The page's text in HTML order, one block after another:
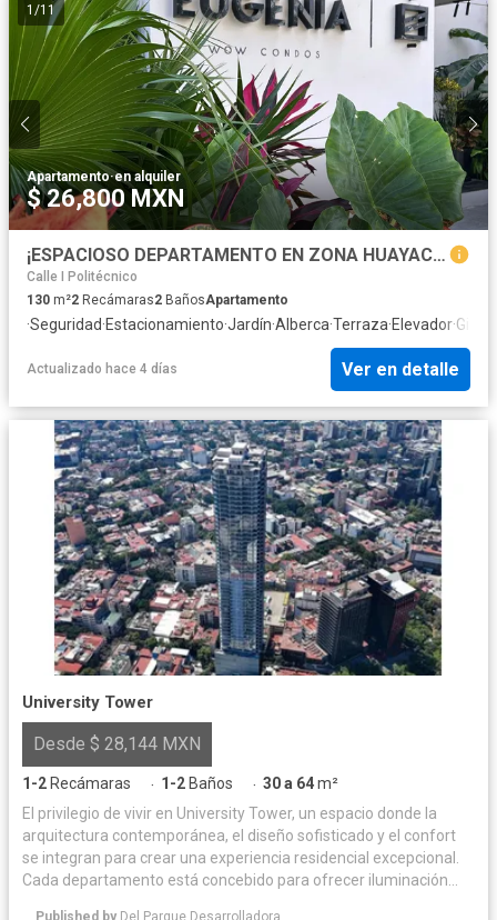
1 /11
Apartamento·en alquiler
$ 26,800 MXN
¡ESPACIOSO DEPARTAMENTO EN ZONA HUAYACÁN EN RENTA!
Calle I Politécnico
130 m²2 Recámaras2 BañosApartamento
·Seguridad·Estacionamiento·Jardín·Alberca·Terraza·Elevador·
Actualizado hace 4 días Ver en detalle
University Tower
Desde $ 28,144 MXN
1-2 Recámaras · 1-2 Baños · 30 a 64m²
El privilegio de vivir en University Tower, un espacio donde la
arquitectura contemporánea, el diseño sofisticado y el confort
se integran para crear una experiencia residencial excepcional.
Cada departamento está concebido para ofrecer iluminación